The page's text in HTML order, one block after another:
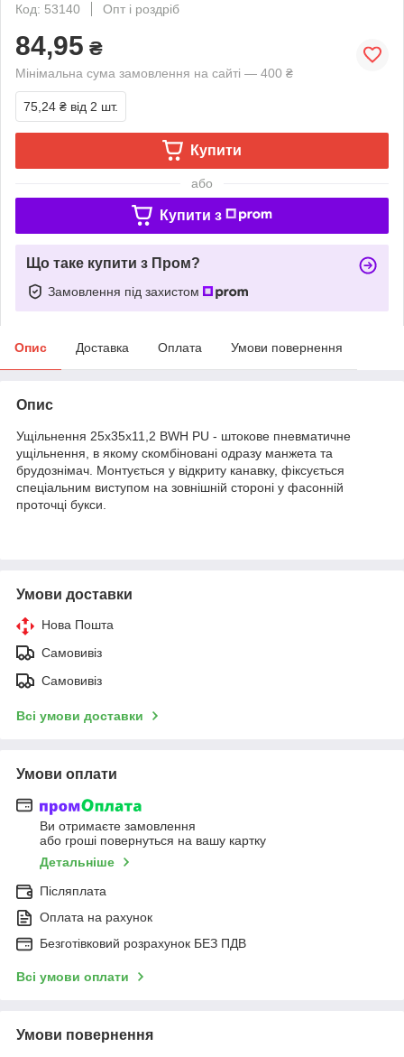
Код: 53140
Опт і роздріб
84,95 ₴
Мінімальна сума замовлення на сайті — 400 ₴
75,24 ₴ від 2 шт.
Купити
або
Купити з
Що таке купити з Пром?
Замовлення під захистом
Опис Доставка Оплата Умови повернення
Опис
Ущільнення 25х35х11,2 BWH PU - штокове пневматичне
ущільнення, в якому скомбіновані одразу манжета та
брудознімач. Монтується у відкриту канавку, фіксується
спеціальним виступом на зовнішній стороні у фасонній
проточці букси.
Умови доставки
Нова Пошта
Самовивіз
Самовивіз
Всі умови доставки
Умови оплати
Ви отримаєте замовлення
або гроші повернуться на вашу картку
Детальніше
Післяплата
Оплата на рахунок
Безготівковий розрахунок БЕЗ ПДВ
Всі умови оплати
Умови повернення